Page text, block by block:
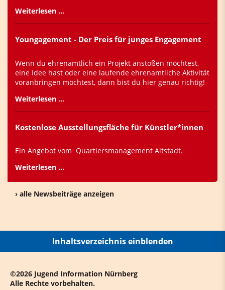
Weiterlesen …
Youngagement - Der Preis für junges Engagement
Wenn du ehrenamtlich ein Projekt anstoßen möchtest,
eine Idee hast oder eine laufende ehrenamtliche Aktivität
voranbringen möchtest, dann bist du hier genau richtig!
Weiterlesen …
Kostenlose Ausstellungsfläche für Künstler*innen
Ein Angebot vom Quartiersmanagement Altstadt.
Weiterlesen …
› alle Newsbeiträge anzeigen
Inhaltsverzeichnis einblenden
©2026 Jugend Information Nürnberg
Alle Rechte vorbehalten.